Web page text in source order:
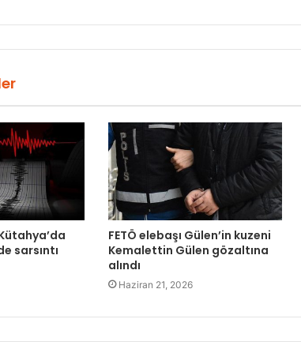
sarsıntı
FETÖ elebaşı Gülen’in kuzeni
Kemalettin Gülen gözaltına
alındı
Haziran 21, 2026